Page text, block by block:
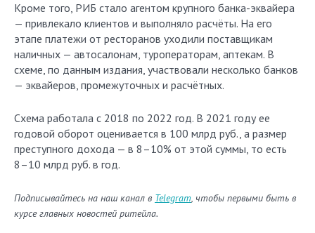
Кроме того, РИБ стало агентом крупного банка-эквайера
— привлекало клиентов и выполняло расчёты. На его
этапе платежи от ресторанов уходили поставщикам
наличных — автосалонам, туроператорам, аптекам. В
схеме, по данным издания, участвовали несколько банков
— эквайеров, промежуточных и расчётных.
Схема работала с 2018 по 2022 год. В 2021 году ее
годовой оборот оценивается в 100 млрд руб., а размер
преступного дохода — в 8–10% от этой суммы, то есть
8–10 млрд руб. в год.
Подписывайтесь на наш канал в Telegram, чтобы первыми быть в
курсе главных новостей ритейла.